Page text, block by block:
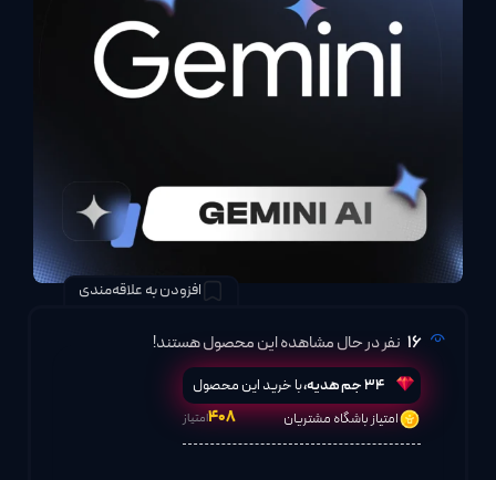
افزودن به علاقه‌مندی
16 نفر در حال مشاهده این محصول هستند!
34جم هدیه،با خرید این محصول
امتیاز باشگاه مشتریان
۴۰۸امتیاز